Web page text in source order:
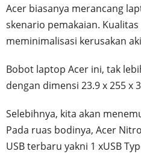
Acer biasanya merancang
skenario pemakaian.
meminimalisasi kerusakan
Bobot laptop Acer ini, tak
dengan dimensi 23.9 x 255 x
Selebihnya, kita akan
Pada ruas bodinya, Acer
USB terbaru yakni 1 xUSB